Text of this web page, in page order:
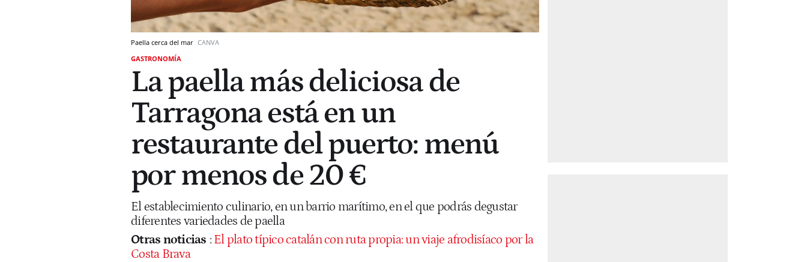
Paella cerca del mar CANVA
GASTRONOMÍA
La paella más deliciosa de
Tarragona está en un
restaurante del puerto: menú
por menos de 20 €
El establecimiento culinario, en un barrio marítimo, en el que podrás degustar
diferentes variedades de paella
Otras noticias : El plato típico catalán con ruta propia: un viaje afrodisíaco por la
Costa Brava